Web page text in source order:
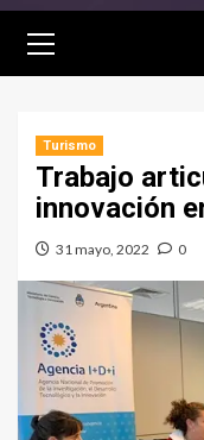
Turismo
Trabajo
innovación
31 mayo, 2022 0